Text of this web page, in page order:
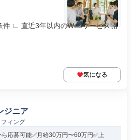
∟ 直近3年以内のWebサービス開
気になる
ジニア
ィング
応募可能✅月給30万円〜60万円✅上